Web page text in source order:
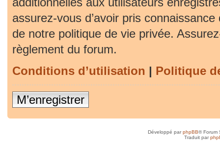
assurez-vous d’avoir pris
de notre politique de vie privée.
règlement du forum.
Conditions d’utilisation | Politique
M’enregistrer
Développé parphpBB® Forum
Traduit par